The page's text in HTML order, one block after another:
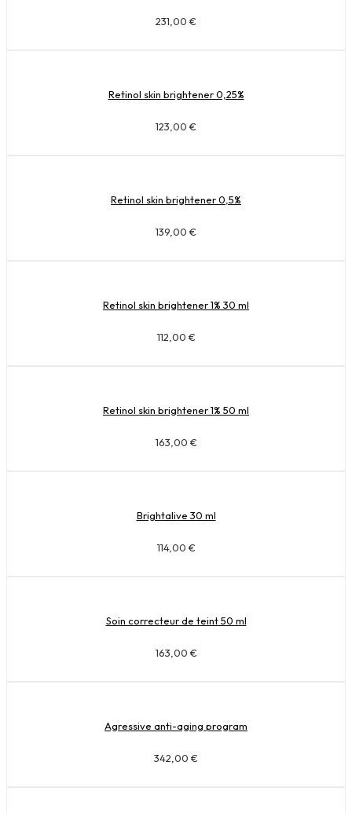
231,00 €
Retinol skin brightener 0,25%
123,00 €
Retinol skin brightener 0,5%
139,00 €
Retinol skin brightener 1% 30 ml
112,00 €
Retinol skin brightener 1% 50 ml
163,00 €
Brightalive 30 ml
114,00 €
Soin correcteur de teint 50 ml
163,00 €
Agressive anti-aging program
342,00 €